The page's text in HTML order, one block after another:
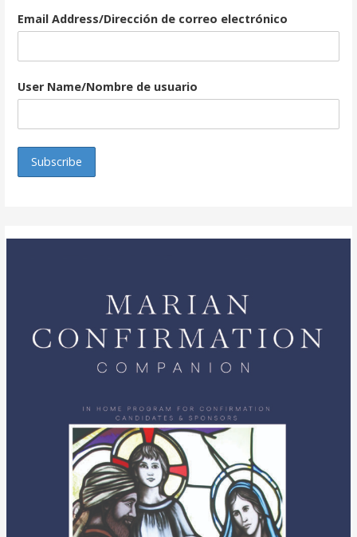
Email Address/Dirección de correo electrónico
User Name/Nombre de usuario